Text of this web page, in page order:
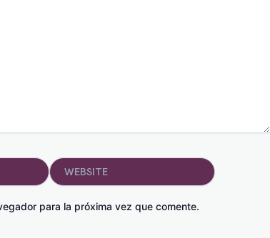
para la próxima vez que comente.
Website